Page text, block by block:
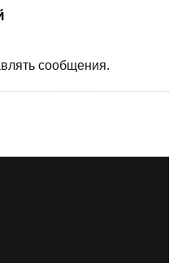
сообщения.